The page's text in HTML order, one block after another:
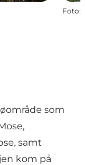
Foto:
som
samt
kom på